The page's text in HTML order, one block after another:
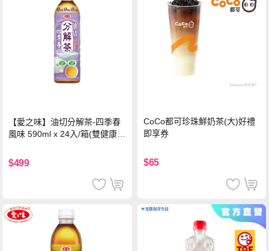
【愛之味】油切分解茶-四季春
風味 590ml x 24入/箱(雙健康認
$499
CoCo都可珍珠鮮奶茶(大)好禮
即享券
$65